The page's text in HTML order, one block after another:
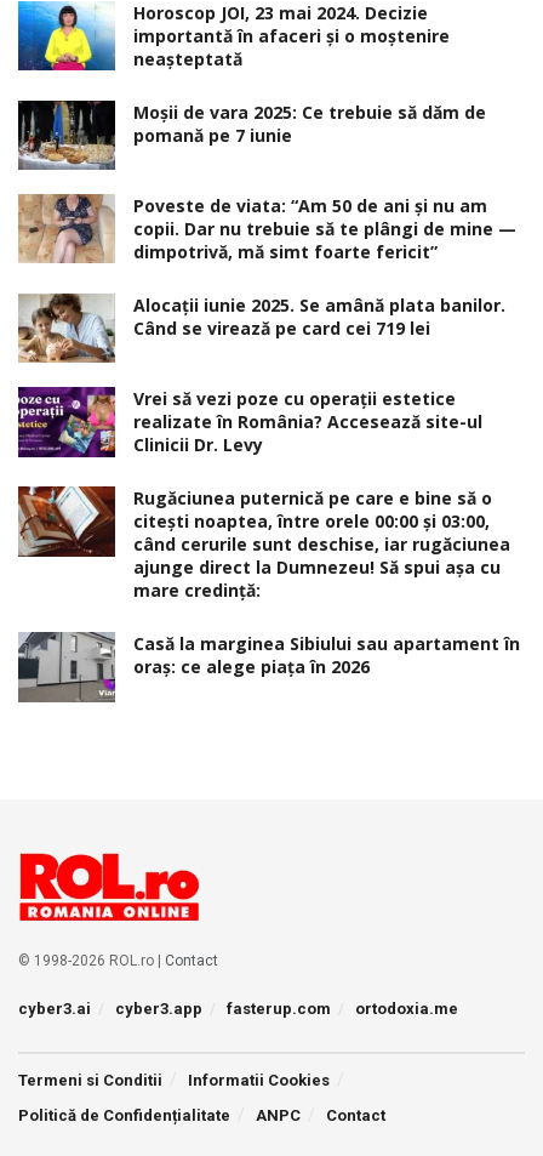
Horoscop JOI, 23 mai 2024. Decizie
importantă în afaceri şi o moştenire
neaşteptată
Moșii de vara 2025: Ce trebuie să dăm de
pomană pe 7 iunie
Poveste de viata: “Am 50 de ani și nu am
copii. Dar nu trebuie să te plângi de mine —
dimpotrivă, mă simt foarte fericit”
Alocaţii iunie 2025. Se amână plata banilor.
Când se virează pe card cei 719 lei
Vrei să vezi poze cu operații estetice
realizate în România? Accesează site-ul
Clinicii Dr. Levy
Rugăciunea puternică pe care e bine să o
citești noaptea, între orele 00:00 și 03:00,
când cerurile sunt deschise, iar rugăciunea
ajunge direct la Dumnezeu! Să spui așa cu
mare credință:
Casă la marginea Sibiului sau apartament în
oraș: ce alege piața în 2026
© 1998-2026 ROL.ro | Contact
cyber3.ai cyber3.app fasterup.com ortodoxia.me
Termeni si Conditii
Informatii Cookies
Politică de Confidențialitate
ANPC Contact